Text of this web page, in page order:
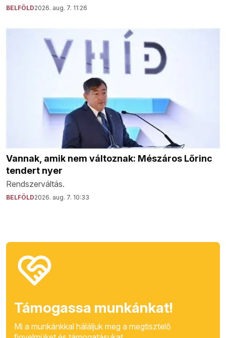
BELFÖLD2026. aug. 7. 11:26
Vannak, amik nem változnak: Mészáros Lőrinc
tendert nyer
Rendszerváltás.
BELFÖLD2026. aug. 7. 10:33
Támogassa munkánkat!
Mi a munkánkkal háláljuk meg a megtisztelő